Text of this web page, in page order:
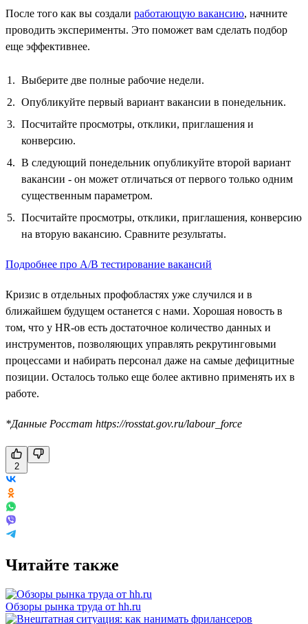
После того как вы создали работающую вакансию, начните
проводить эксперименты. Это поможет вам сделать подбор
еще эффективнее.
Выберите две полные рабочие недели.
Опубликуйте первый вариант вакансии в понедельник.
Посчитайте просмотры, отклики, приглашения и
конверсию.
В следующий понедельник опубликуйте второй вариант
вакансии - он может отличаться от первого только одним
существенным параметром.
Посчитайте просмотры, отклики, приглашения, конверсию
на вторую вакансию. Сравните результаты.
Подробнее про А/B тестирование вакансий
Кризис в отдельных профобластях уже случился и в
ближайшем будущем останется с нами. Хорошая новость в
том, что у HR-ов есть достаточное количество данных и
инструментов, позволяющих управлять рекрутинговыми
процессами и набирать персонал даже на самые дефицитные
позиции. Осталось только еще более активно применять их в
работе.
*Данные Росстат https://rosstat.gov.ru/labour_force
2
Читайте также
Обзоры рынка труда от hh.ru